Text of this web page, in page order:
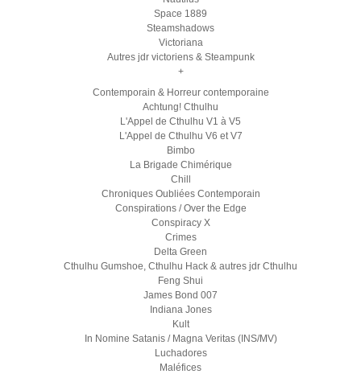
Space 1889
Steamshadows
Victoriana
Autres jdr victoriens & Steampunk
+
Contemporain & Horreur contemporaine
Achtung! Cthulhu
L'Appel de Cthulhu V1 à V5
L'Appel de Cthulhu V6 et V7
Bimbo
La Brigade Chimérique
Chill
Chroniques Oubliées Contemporain
Conspirations / Over the Edge
Conspiracy X
Crimes
Delta Green
Cthulhu Gumshoe, Cthulhu Hack & autres jdr Cthulhu
Feng Shui
James Bond 007
Indiana Jones
Kult
In Nomine Satanis / Magna Veritas (INS/MV)
Luchadores
Maléfices